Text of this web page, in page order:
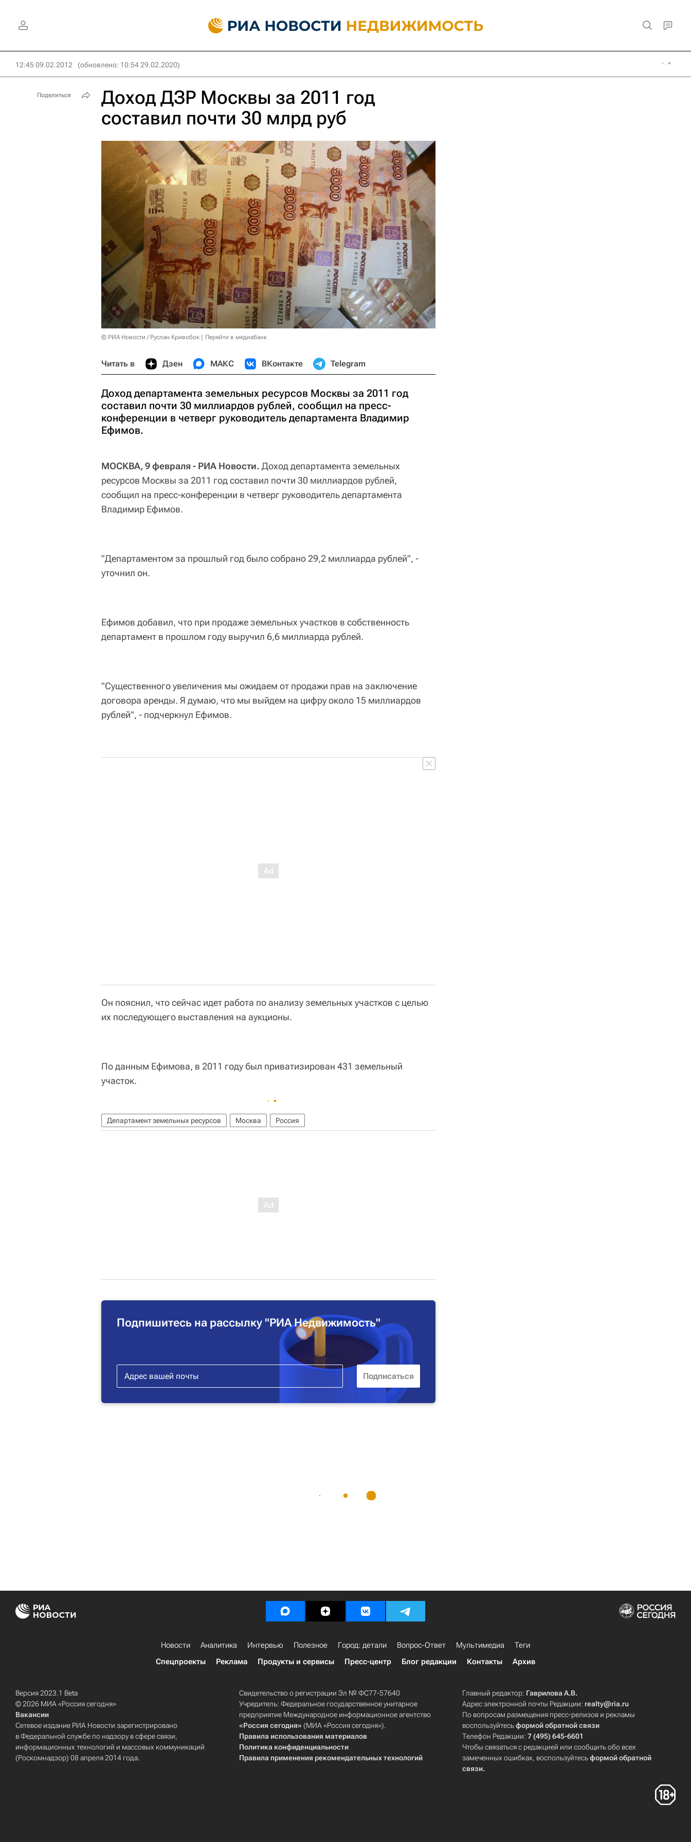
12:45 09.02.2012 (обновлено: 10:54 29.02.2020)
Доход ДЗР Москвы за 2011 год
составил почти 30 млрд руб
© РИА Новости / Руслан Кривобок Перейти в медиабанк
Читать в Дзен МАКС ВКонтакте Telegram
Доход департамента земельных ресурсов Москвы за 2011 год
составил почти 30 миллиардов рублей, сообщил на пресс-
конференции в четверг руководитель департамента Владимир
Ефимов.
МОСКВА, 9 февраля - РИА Новости. Доход департамента земельных
ресурсов Москвы за 2011 год составил почти 30 миллиардов рублей,
сообщил на пресс-конференции в четверг руководитель департамента
Владимир Ефимов.
"Департаментом за прошлый год было собрано 29,2 миллиарда рублей", -
уточнил он.
Ефимов добавил, что при продаже земельных участков в собственность
департамент в прошлом году выручил 6,6 миллиарда рублей.
"Существенного увеличения мы ожидаем от продажи прав на заключение
договора аренды. Я думаю, что мы выйдем на цифру около 15 миллиардов
рублей", - подчеркнул Ефимов.
Он пояснил, что сейчас идет работа по анализу земельных участков с целью
их последующего выставления на аукционы.
По данным Ефимова, в 2011 году был приватизирован 431 земельный
участок.
Департамент земельных ресурсов Москва Россия
Подпишитесь на рассылку "РИА Недвижимость"
Поделиться
Новости Аналитика Интервью Полезное Город: детали Вопрос-Ответ Мультимедиа
Теги
Спецпроекты
Реклама Продукты и сервисы Пресс-центр Блог редакции Контакты Архив
Версия 2023.1 Beta
© 2026 МИА «Россия сегодня»
Вакансии
Сетевое издание РИА Новости зарегистрировано
в Федеральной службе по надзору в сфере связи,
информационных технологий и массовых коммуникаций
(Роскомнадзор) 08 апреля 2014 года.
Свидетельство о регистрации Эл № ФС77-57640
Учредитель: Федеральное государственное унитарное
предприятие Международное информационное агентство
«Россия сегодня» (МИА «Россия сегодня»).
Правила использования материалов
Политика конфиденциальности
Правила применения рекомендательных технологий
Главный редактор: Гаврилова А.В.
Адрес электронной почты Редакции: realty@ria.ru
По вопросам размещения пресс-релизов и рекламы
воспользуйтесьформой обратной связи
Телефон Редакции:7 (495) 645-6601
Чтобы связаться с редакцией или сообщить обо всех
замеченных ошибках, воспользуйтесьформой обратной
связи.